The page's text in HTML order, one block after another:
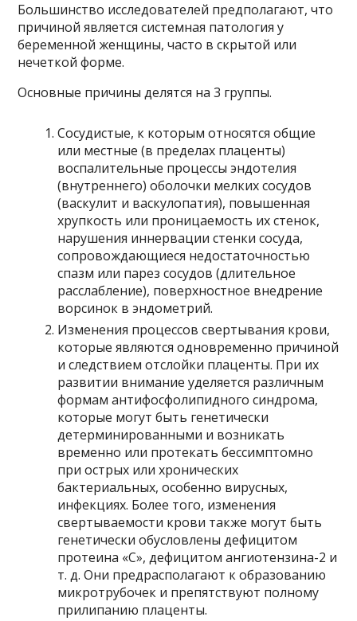
Большинство исследователей предполагают, что
причиной является системная патология у
беременной женщины, часто в скрытой или
нечеткой форме.
Основные причины делятся на 3 группы.
Сосудистые, к которым относятся общие
или местные (в пределах плаценты)
воспалительные процессы эндотелия
(внутреннего) оболочки мелких сосудов
(васкулит и васкулопатия), повышенная
хрупкость или проницаемость их стенок,
нарушения иннервации стенки сосуда,
сопровождающиеся недостаточностью
спазм или парез сосудов (длительное
расслабление), поверхностное внедрение
ворсинок в эндометрий.
Изменения процессов свертывания крови,
которые являются одновременно причиной
и следствием отслойки плаценты. При их
развитии внимание уделяется различным
формам антифосфолипидного синдрома,
которые могут быть генетически
детерминированными и возникать
временно или протекать бессимптомно
при острых или хронических
бактериальных, особенно вирусных,
инфекциях. Более того, изменения
свертываемости крови также могут быть
генетически обусловлены дефицитом
протеина «С», дефицитом ангиотензина-2 и
т. д. Они предрасполагают к образованию
микротрубочек и препятствуют полному
прилипанию плаценты.